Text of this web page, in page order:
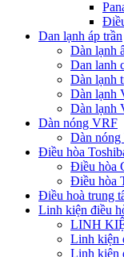
Dan lạnh áp trần
Dàn lạnh
Dan lanh
Dàn lạnh
Dàn lạnh
Dàn lạnh
Dàn nóng VRF
Dàn
Điều hòa
Điều hòa
Điều hòa
Điều hoà trung
Linh kiện điều
LINH
Linh kiện
Linh kiện